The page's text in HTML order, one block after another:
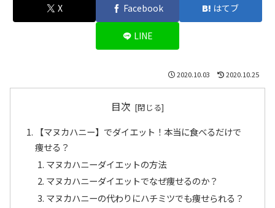
X Facebook はてブ
LINE
2020.10.03 2020.10.25
目次
【マヌカハニー】でダイエット！本当に食べるだけで
痩せる？
マヌカハニーダイエットの方法
マヌカハニーダイエットでなぜ痩せるのか？
マヌカハニーの代わりにハチミツでも痩せられる？